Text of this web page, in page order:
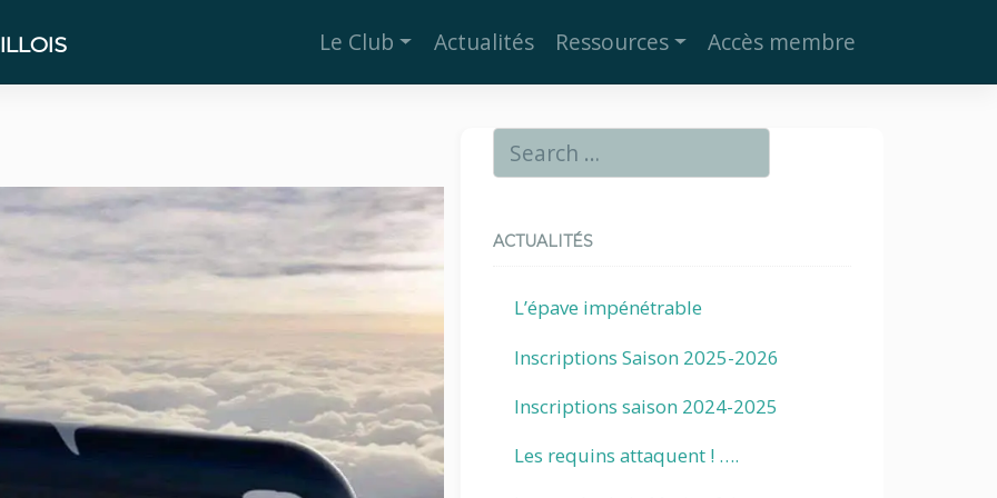
Le Club Actualités Ressources Accès membre
ACTUALITÉS
L’épave impénétrable
Inscriptions Saison 2025-2026
Inscriptions saison 2024-2025
Les requins attaquent ! ….